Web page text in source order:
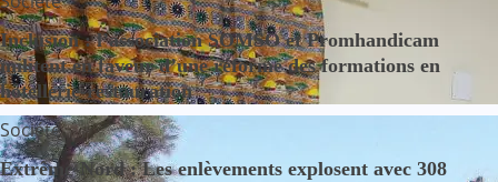
Inclusion : l’association SOMSO et Promhandicam
militent en faveur d’une réforme des formations en
hôtellerie-restauration
Société
Extrême-Nord : Les enlèvements explosent avec 308